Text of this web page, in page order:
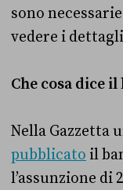
sono
vedere i
Che cosa dice
Nella Gazzetta
pubblicato il
l’assunzione di